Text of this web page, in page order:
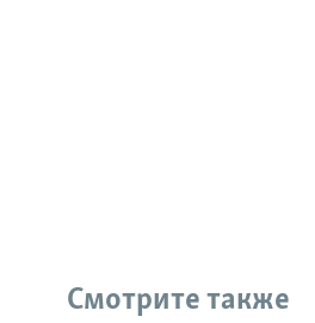
Смотрите также